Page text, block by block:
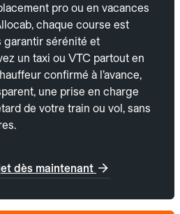
pro ou en vacances
chaque course est
garantir sérénité et
un taxi ou VTC partout en
confirmé à l’avance,
une prise en charge
de votre train ou vol, sans
dès maintenant